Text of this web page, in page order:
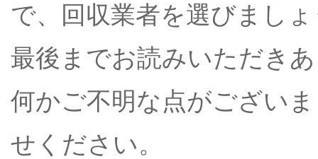
で、回収業者を選びまし
最後までお読みいただき
何かご不明な点がござい
せください。